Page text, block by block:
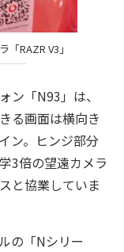
RAZR V3」
「N93」は、
る画面は横向き
ン。ヒンジ部分
3倍の望遠カメラ
と協業していま
の「Nシリー